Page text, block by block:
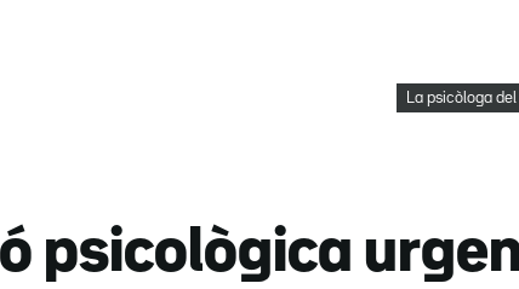
La psicòloga
psicològica